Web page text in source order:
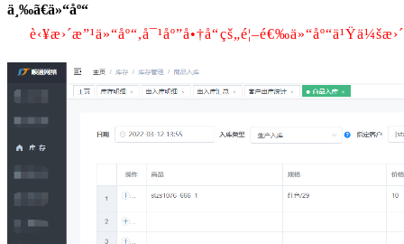
ä¸‰ã€ä»“åº“